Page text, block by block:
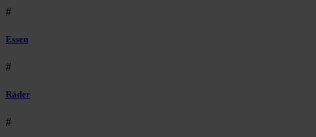
#
Essen
#
Räder
#